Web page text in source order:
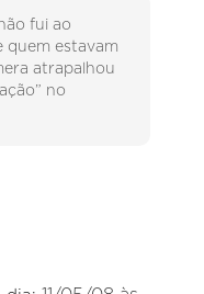
fui ao
quem estavam
atrapalhou
no